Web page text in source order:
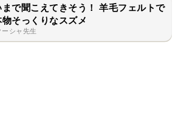
で聞こえてきそう！ 羊毛フェルトで
そっくりなスズメ
シャ先生